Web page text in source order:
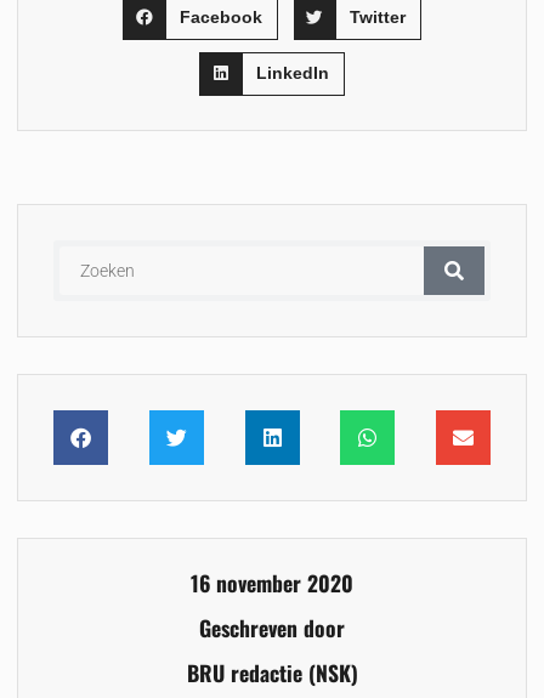
Facebook Twitter
LinkedIn
16 november 2020
Geschreven door
BRU redactie (NSK)